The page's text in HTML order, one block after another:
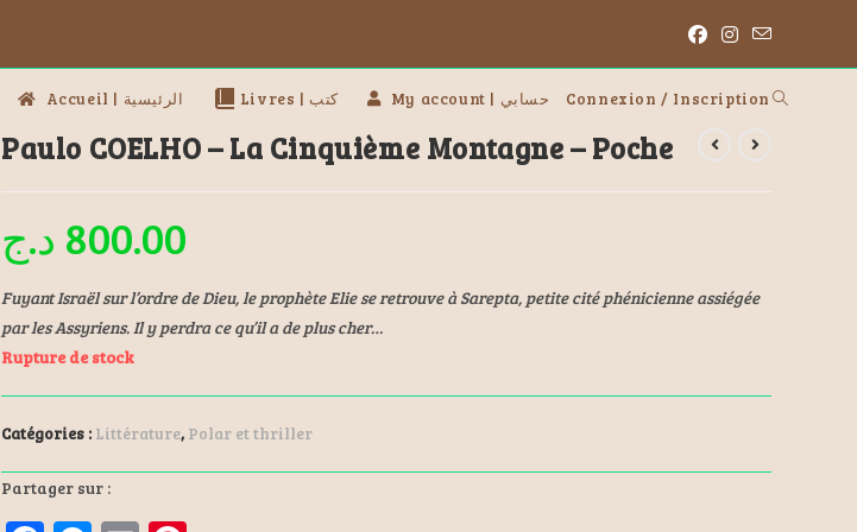
Accueil | الرئيسية Livres | كتب My account | حسابي Connexion / Inscription
Paulo COELHO – La Cinquième Montagne – Poche
800.00 د.ج
Fuyant Israël sur l’ordre de Dieu, le prophète Elie se retrouve à Sarepta, petite cité phénicienne assiégée
par les Assyriens. Il y perdra ce qu’il a de plus cher…
Rupture de stock
Catégories : Littérature, Polar et thriller
Partager sur :